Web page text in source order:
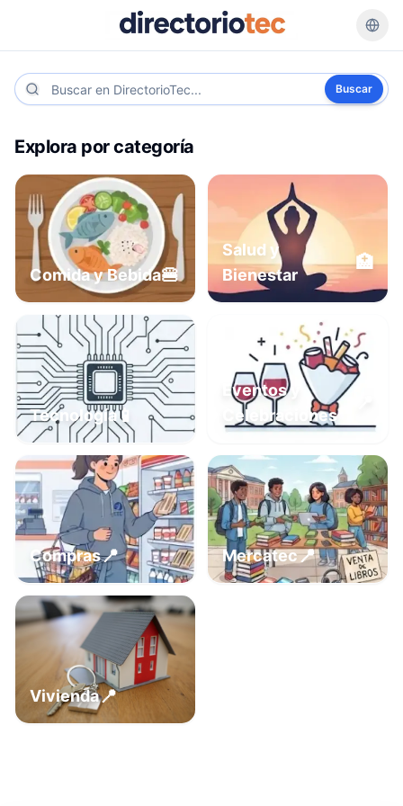
Buscar
Explora por categoría
Comida y Bebida🍔
Salud y
Bienestar
🏥
Tecnología📱
Eventos y
Celebraciones
Compras📍 Mercatec📍
Vivienda📍